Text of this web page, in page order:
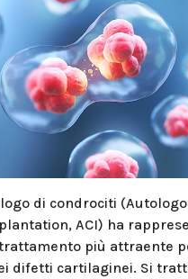
di condrociti
ACI) ha
più attraente
difetti cartilaginei. Si